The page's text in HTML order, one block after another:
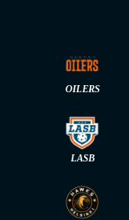
OILERS
LASB